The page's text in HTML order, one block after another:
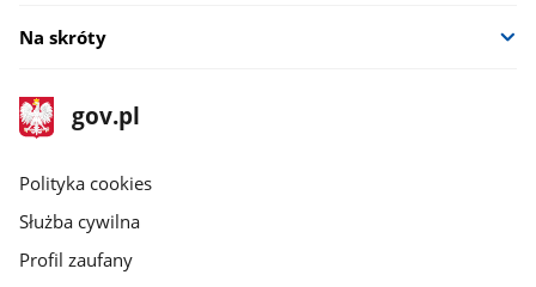
Na skróty
stopka
gov.pl
Strona
gov.pl
gov.pl
Polityka cookies
Służba cywilna
Profil zaufany